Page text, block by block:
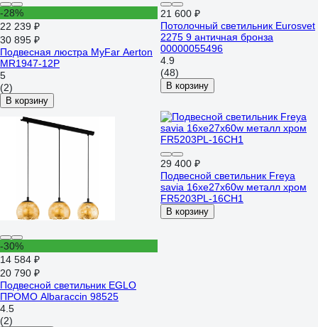
-28%
22 239 ₽
30 895 ₽
Подвесная люстра MyFar Aerton
MR1947-12P
5
(2)
В корзину
21 600 ₽
Потолочный светильник Eurosvet
2275 9 античная бронза
00000055496
4.9
(48)
В корзину
-30%
14 584 ₽
20 790 ₽
Подвесной светильник EGLO
ПРОМО Albaraccin 98525
4.5
(2)
29 400 ₽
Подвесной светильник Freya
savia 16хe27x60w металл хром
FR5203PL-16CH1
В корзину